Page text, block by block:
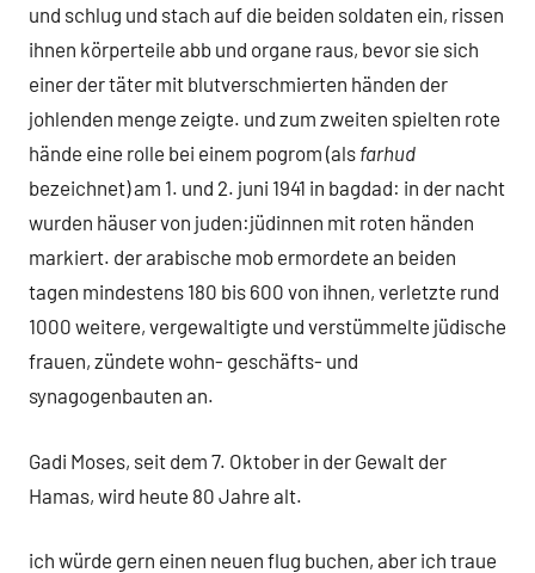
und schlug und stach auf die beiden soldaten ein, rissen
ihnen körperteile abb und organe raus, bevor sie sich
einer der täter mit blutverschmierten händen der
johlenden menge zeigte. und zum zweiten spielten rote
hände eine rolle bei einem pogrom (als farhud
bezeichnet) am 1. und 2. juni 1941 in bagdad: in der nacht
wurden häuser von juden:jüdinnen mit roten händen
markiert. der arabische mob ermordete an beiden
tagen mindestens 180 bis 600 von ihnen, verletzte rund
1000 weitere, vergewaltigte und verstümmelte jüdische
frauen, zündete wohn- geschäfts- und
synagogenbauten an.
Gadi Moses, seit dem 7. Oktober in der Gewalt der
Hamas, wird heute 80 Jahre alt.
ich würde gern einen neuen flug buchen, aber ich traue